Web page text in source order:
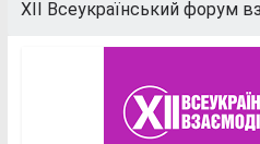
XII Всеукраїнський форум